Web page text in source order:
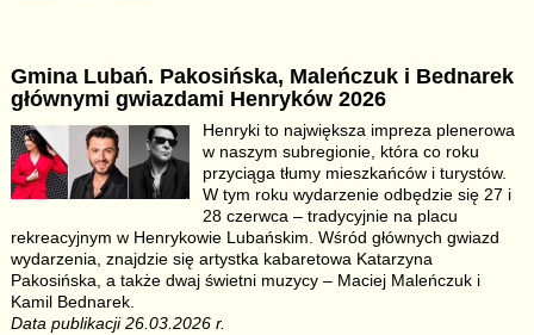
e
b
o
o
k
y
Li
n
k
e
Gmina Lubań. Pakosińska, Maleńczuk i Bednarek
głównymi gwiazdami Henryków 2026
Henryki to największa impreza plenerowa
w naszym subregionie, która co roku
przyciąga tłumy mieszkańców i turystów.
W tym roku wydarzenie odbędzie się 27 i
28 czerwca – tradycyjnie na placu
rekreacyjnym w Henrykowie Lubańskim. Wśród głównych gwiazd
wydarzenia, znajdzie się artystka kabaretowa Katarzyna
Pakosińska, a także dwaj świetni muzycy – Maciej Maleńczuk i
Kamil Bednarek.
Data publikacji 26.03.2026 r.